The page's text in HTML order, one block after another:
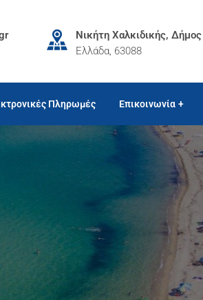
Νικήτη Χαλκιδικής,
Ελλάδα, 63088
Πληρωμές Επικοινωνία